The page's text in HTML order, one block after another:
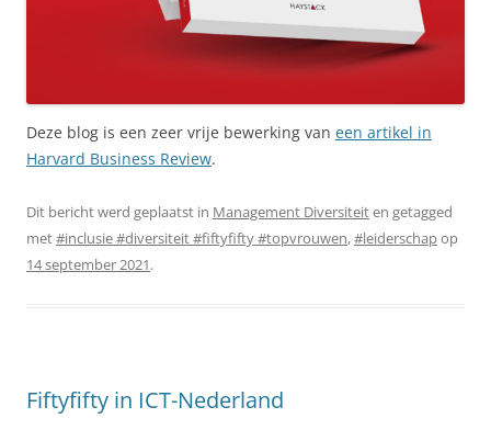
Deze blog is een zeer vrije bewerking van een artikel in
Harvard Business Review.
Dit bericht werd geplaatst in Management Diversiteiten getagged
met#inclusie #diversiteit #fiftyfifty #topvrouwen,#leiderschapop
14 september 2021.
Fiftyfifty in ICT-Nederland